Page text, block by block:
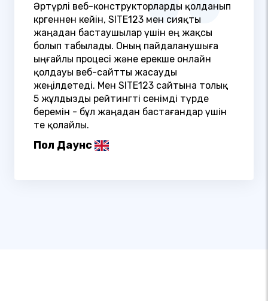
Әртүрлі веб-конструкторларды қолданып
көргеннен кейін, SITE123 мен сияқты
жаңадан бастаушылар үшін ең жақсы
болып табылады. Оның пайдаланушыға
ыңғайлы процесі және ерекше онлайн
қолдауы веб-сайтты жасауды
жеңілдетеді. Мен SITE123 сайтына толық
5 жұлдызды рейтингті сенімді түрде
беремін - бұл жаңадан бастағандар үшін
өте қолайлы.
Пол Даунс